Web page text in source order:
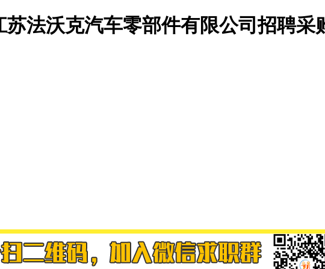
法沃克汽车零部件有限公司招聘采